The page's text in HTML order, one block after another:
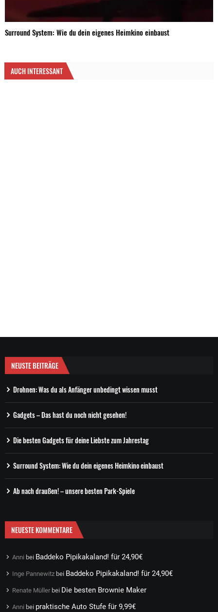
Surround System: Wie du dein eigenes Heimkino einbaust
AUCH INTERESSANT
NEUSTE BEITRÄGE
Drohnen: Was du als Anfänger unbedingt wissen musst
Gadgets – Das hast du noch nicht gesehen!
Die besten Gadgets für deine Liebste zum Jahrestag
Surround System: Wie du dein eigenes Heimkino einbaust
Ab nach draußen! – unsere besten Park-Spiele
NEUESTE KOMMENTARE
Anni bei Baddeko Pipikakaland! für 24,90€
Inge Pannewitz bei Baddeko Pipikakaland! für 24,90€
Renate Müller bei Die besten Brownie Maker
Anni bei praktische Auto Stufe für 9,99€